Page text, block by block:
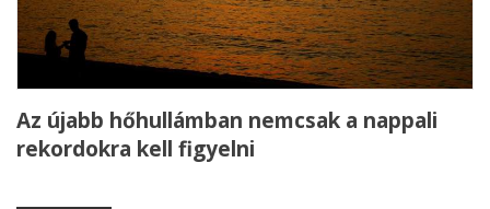
Az újabb hőhullámban nemcsak a nappali
rekordokra kell figyelni